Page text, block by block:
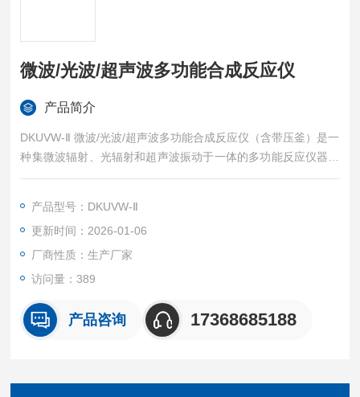
微波/光波/超声波多功能合成反应仪
产品简介
DKUVW-Ⅱ 微波/光波/超声波多功能合成反应仪（含带压釜）是一
种集微波辐射、光辐射和超声波振动于一体的多功能反应仪器，
具有多种辐射方式和参数调节功能，适用于多种化学反应的研究
能源消耗。为微波化学工作者提供了一个便利的研究平台。
产品型号：DKUVW-Ⅱ
更新时间：2026-01-06
厂商性质：生产厂家
访问量：389
产品咨询 17368685188